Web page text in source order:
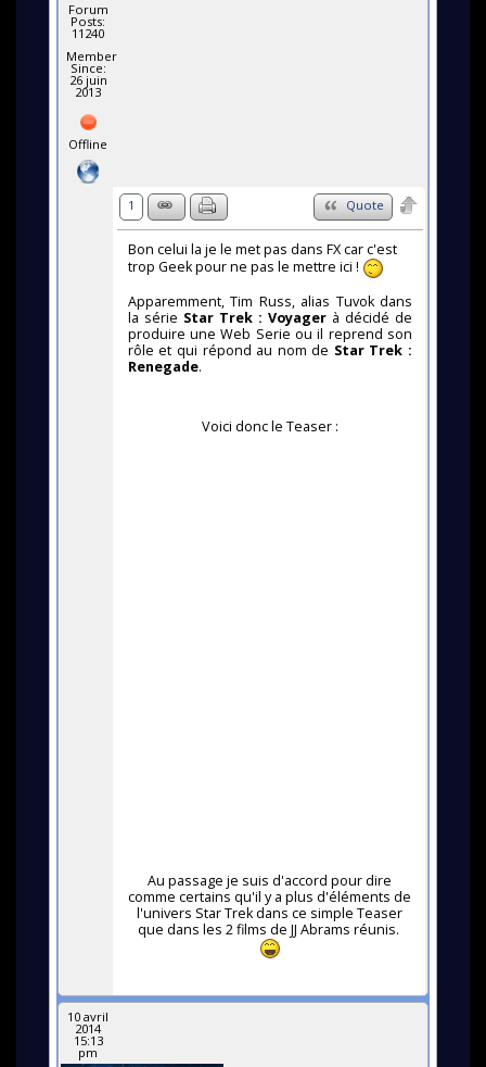
Forum
Posts:
11240
Member
Since:
26 juin
2013
Offline
1 Quote
Bon celui la je le met pas dans FX car c'est
trop Geek pour ne pas le mettre ici !
Apparemment, Tim Russ, alias Tuvok dans
la série Star Trek : Voyagerà décidé de
produire une Web Serie ou il reprend son
rôle et qui répond au nom de Star Trek :
Renegade.
Voici donc le Teaser :
Au passage je suis d'accord pour dire
comme certains qu'il y a plus d'éléments de
l'univers Star Trek dans ce simple Teaser
que dans les 2 films de JJ Abrams réunis.
10 avril
2014
15:13
pm